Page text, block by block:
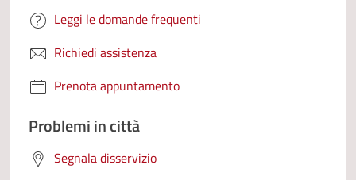
Leggi le domande frequenti
Richiedi assistenza
Prenota appuntamento
Problemi in città
Segnala disservizio